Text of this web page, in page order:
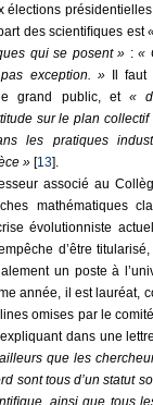
des scientiﬁques est
qui se posent » :«
exception. »Il faut
le grand public, et«
sur le plan
les pratiques
» [13].
associé au
mathématiques
évolutionniste
d’être
un poste à
année, il est lauréat,
omises par le
dans une
que les
sont tous d’un statut
ainsi que tous